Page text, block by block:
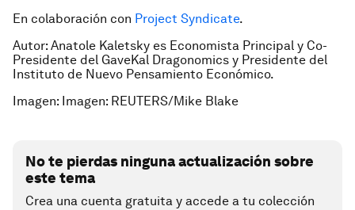
En colaboración con Project Syndicate.
Autor: Anatole Kaletsky es Economista Principal y Co-
Presidente del GaveKal Dragonomics y Presidente del
Instituto de Nuevo Pensamiento Económico.
Imagen: Imagen: REUTERS/Mike Blake
No te pierdas ninguna actualización sobre
este tema
Crea una cuenta gratuita y accede a tu colección